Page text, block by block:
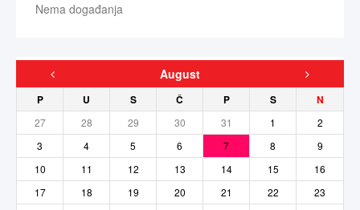
Nema događanja
August
P U S Č P S N
27 28 29 30 31 1
2
3
4 5 6 7 8
9
10
11 12 13 14 15
16
17
18 19 20 21 22
23